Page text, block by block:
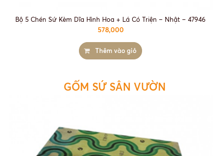
Bộ 5 Chén Sứ Kèm Dĩa Hình Hoa + Lá Có Triện – Nhật – 47946
578,000
Thêm vào giỏ
GỐM SỨ SÂN VƯỜN